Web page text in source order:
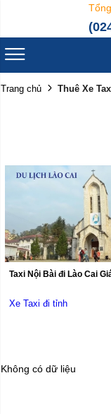
Trang chủ Thuê Xe
Taxi Nội Bài đi Lào Cai
Xe Taxi đi tỉnh
Không có dữ liệu